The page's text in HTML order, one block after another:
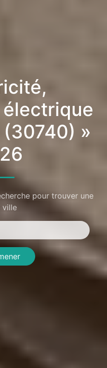
(30740) »
pour trouver une
ville